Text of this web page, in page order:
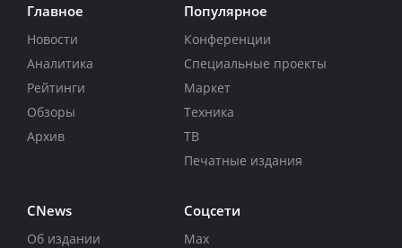
Главное
Новости
Аналитика
Рейтинги
Обзоры
Архив
Популярное
Конференции
Специальные проекты
Маркет
Техника
ТВ
Печатные издания
CNews
Об издании
Соцсети
Max